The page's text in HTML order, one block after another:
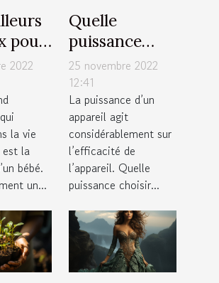
pour
2022
la vie
est la
bébé.
un...
Quelle
puissance
choisir pour
un aspirateur
sans sac ?
25 novembre 2022
12:41
La puissance d’un
appareil agit
considérablement sur
l’efficacité de
l’appareil. Quelle
puissance choisir...